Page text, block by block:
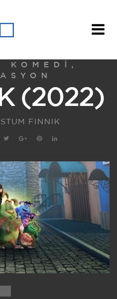
KOMEDI,
(2022)
FINNIK